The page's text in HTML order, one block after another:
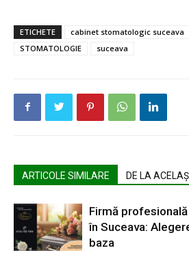
ETICHETE cabinet stomatologic suceava
STOMATOLOGIE
suceava
ARTICOLE SIMILARE DE LA
Firmă
în Suceava:
baza